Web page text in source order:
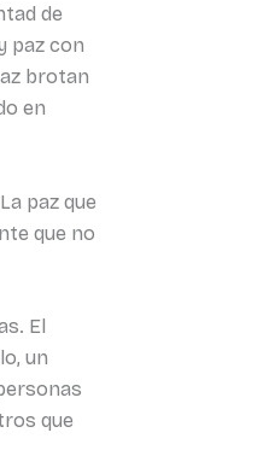
de
paz con
brotan
en
paz que
que no
El
un
que